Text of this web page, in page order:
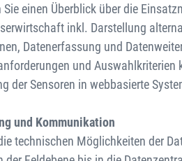
einen Überblick über die
inkl. Darstellung
Datenerfassung und
und Auswahlkriterien
der Sensoren in webbasierte
und Kommunikation
technischen Möglichkeiten der